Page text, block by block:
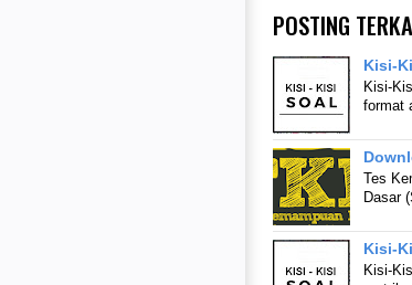
POSTING
Kisi-
Kisi-
format
Tes
Dasar
Kisi-
Kisi-